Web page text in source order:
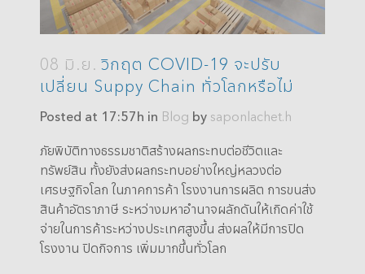
08 มิ.ย. วิกฤต COVID-19 จะปรับ
เปลี่ยน Suppy Chain ทั่วโลกหรือไม่
Posted at 17:57h in Blog by saponlachet.h
ภัยพิบัติทางธรรมชาติสร้างผลกระทบต่อชีวิตและ
ทรัพย์สิน ทั้งยังส่งผลกระทบอย่างใหญ่หลวงต่อ
เศรษฐกิจโลก ในภาคการค้า โรงงานการผลิต การขนส่ง
สินค้าอัตราภาษี ระหว่างมหาอำนาจผลักดันให้เกิดค่าใช้
จ่ายในการค้าระหว่างประเทศสูงขึ้น ส่งผลให้มีการปิด
โรงงาน ปิดกิจการ เพิ่มมากขึ้นทั่วโลก